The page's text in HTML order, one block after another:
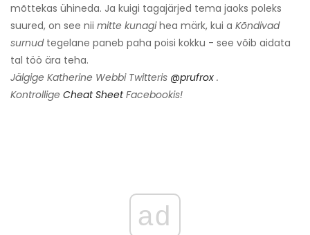
mõttekas ühineda. Ja kuigi tagajärjed tema jaoks poleks
suured, on see nii mitte kunagihea märk, kui a Kõndivad
surnudtegelane paneb paha poisi kokku - see võib aidata
tal töö ära teha.
Jälgige Katherine Webbi Twitteris @prufrox .
Kontrollige Cheat Sheet Facebookis!
ad